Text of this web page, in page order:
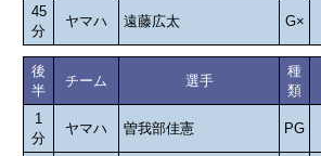
45
分
ヤマハ 遠藤広太 G×
後
半
チーム 選手
種
類
1
分
ヤマハ 曽我部佳憲 PG